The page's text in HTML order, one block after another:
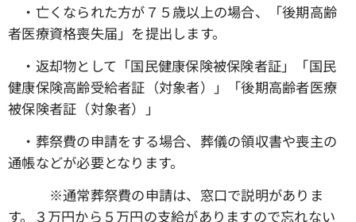
・亡くなられた方が７５歳以上の場合、「後期高齢
者医療資格喪失届」を提出します。
・返却物として「国民健康保険被保険者証」「国民
健康保険高齢受給者証（対象者）」「後期高齢者医療
被保険者証（対象者）」
・葬祭費の申請をする場合、葬儀の領収書や喪主の
通帳などが必要となります。
※通常葬祭費の申請は、窓口で説明がありま
す。３万円から５万円の支給がありますので忘れない